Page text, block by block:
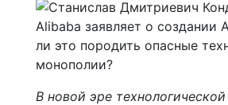
В новой эре технологической